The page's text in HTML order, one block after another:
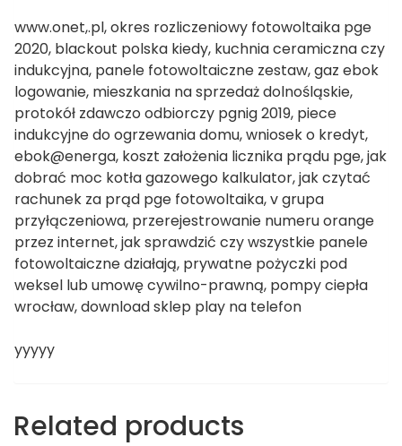
www.onet,.pl, okres rozliczeniowy fotowoltaika pge
2020, blackout polska kiedy, kuchnia ceramiczna czy
indukcyjna, panele fotowoltaiczne zestaw, gaz ebok
logowanie, mieszkania na sprzedaż dolnośląskie,
protokół zdawczo odbiorczy pgnig 2019, piece
indukcyjne do ogrzewania domu, wniosek o kredyt,
ebok@energa, koszt założenia licznika prądu pge, jak
dobrać moc kotła gazowego kalkulator, jak czytać
rachunek za prąd pge fotowoltaika, v grupa
przyłączeniowa, przerejestrowanie numeru orange
przez internet, jak sprawdzić czy wszystkie panele
fotowoltaiczne działają, prywatne pożyczki pod
weksel lub umowę cywilno-prawną, pompy ciepła
wrocław, download sklep play na telefon
yyyyy
Related products